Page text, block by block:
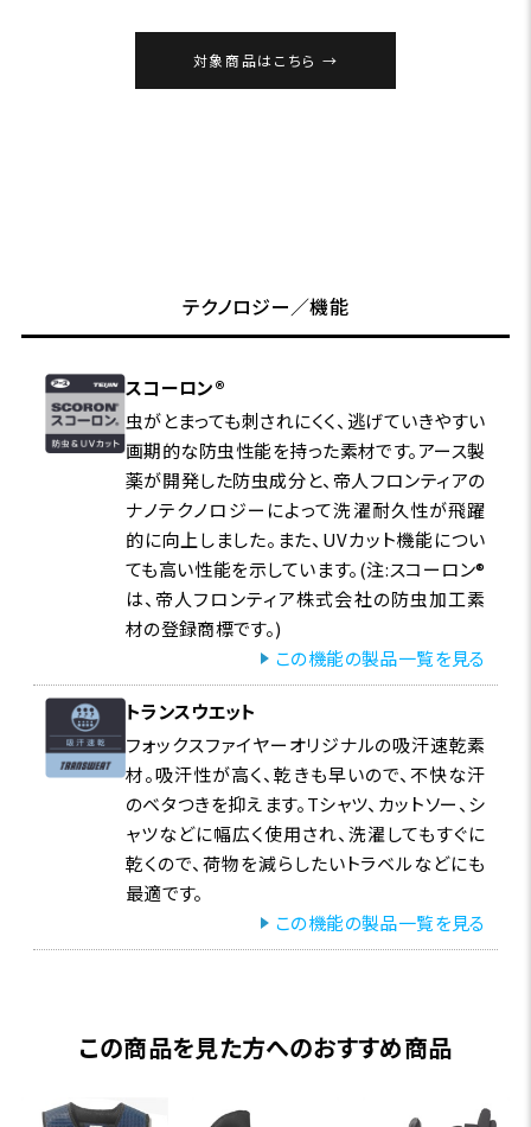
対象商品はこちら
テクノロジー／機能
スコーロン®
虫がとまっても刺されにくく、逃げていきやすい
画期的な防虫性能を持った素材です。アース製
薬が開発した防虫成分と、帝人フロンティアの
ナノテクノロジーによって洗濯耐久性が飛躍
的に向上しました。また、UVカット機能につい
ても高い性能を示しています。(注:スコーロン®
は、帝人フロンティア株式会社の防虫加工素
材の登録商標です。)
この機能の製品一覧を見る
トランスウエット
フォックスファイヤーオリジナルの吸汗速乾素
材。吸汗性が高く、乾きも早いので、不快な汗
のベタつきを抑えます。Tシャツ、カットソー、シ
ャツなどに幅広く使用され、洗濯してもすぐに
乾くので、荷物を減らしたいトラベルなどにも
最適です。
この機能の製品一覧を見る
この商品を見た方へのおすすめ商品